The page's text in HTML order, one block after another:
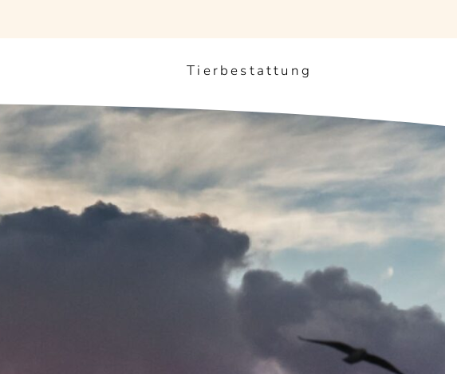
Tierbestattung